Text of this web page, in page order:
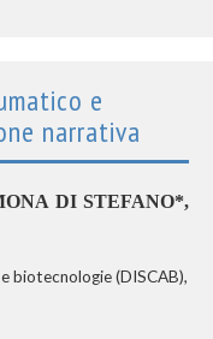
e
narrativa
DI STEFANO*,
biotecnologie (DISCAB),